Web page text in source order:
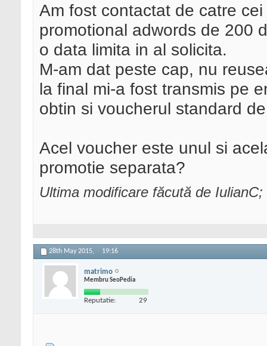
Am fost contactat de catre
promotional adwords de 200
o data limita in al solicita.
M-am dat peste cap, nu
la final mi-a fost transmis pe
obtin si voucherul standard
Acel voucher este unul si
promotie separata?
Ultima modificare făcută de
28th May 2015, 19:16
matrimo
Membru SeoPedia
Reputatie: 29